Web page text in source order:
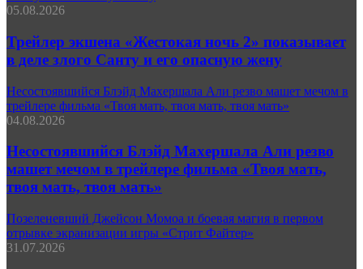
05.08.2026
Трейлер экшена «Жестокая ночь 2» показывает
в деле злого Санту и его опасную жену
Несостоявшийся Блэйд Махершала Али резво машет мечом в
трейлере фильма «Твоя мать, твоя мать, твоя мать»
04.08.2026
Несостоявшийся Блэйд Махершала Али резво
машет мечом в трейлере фильма «Твоя мать,
твоя мать, твоя мать»
Позеленевший Джейсон Момоа и боевая магия в первом
отрывке экранизации игры «Стрит Файтер»
31.07.2026